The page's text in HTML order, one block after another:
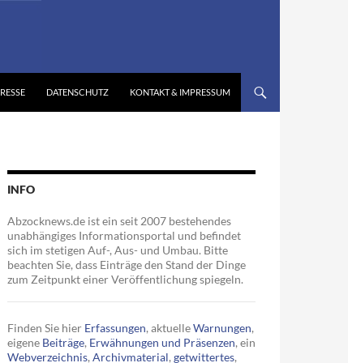
DATENSCHUTZ KONTAKT & IMPRESSUM
INFO
Abzocknews.de ist ein seit 2007 bestehendes
unabhängiges Informationsportal und befindet
sich im stetigen Auf-, Aus- und Umbau. Bitte
beachten Sie, dass Einträge den Stand der Dinge
zum Zeitpunkt einer Veröffentlichung spiegeln.
Finden Sie hier Erfassungen, aktuelleWarnungen,
eigene Beiträge, Erwähnungen und Präsenzen, ein
Webverzeichnis, Archivmaterial, getwittertes,